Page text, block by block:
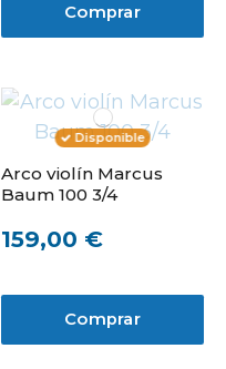
Comprar
Disponible
Arco violín Marcus
Baum 100 3/4
159,00 €
Comprar